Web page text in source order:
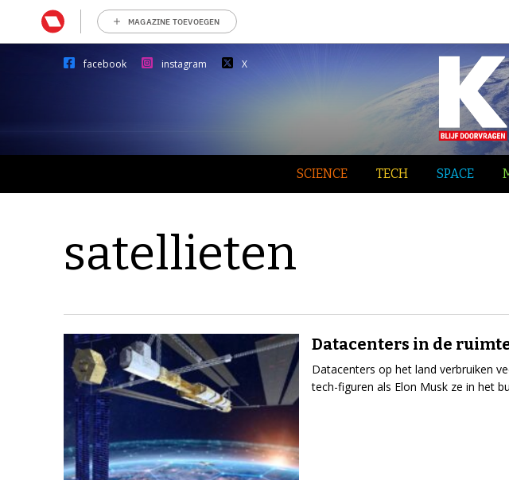
MAGAZINE TOEVOEGEN
facebook instagram X
SCIENCE TECH SPACE
satellieten
Datacenters in de
Datacenters op het land verbruiken
tech-figuren als Elon Musk ze in het